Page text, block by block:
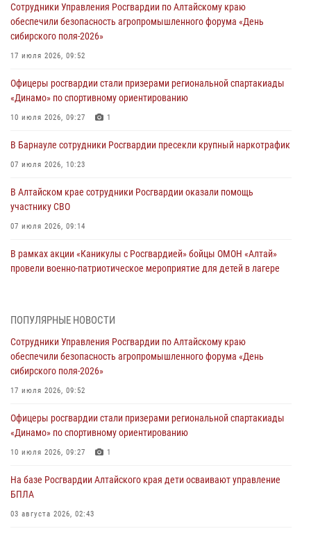
Сотрудники Управления Росгвардии по Алтайскому краю
обеспечили безопасность агропромышленного форума «День
сибирского поля-2026»
17 июля 2026, 09:52
Офицеры росгвардии стали призерами региональной спартакиады
«Динамо» по спортивному ориентированию
10 июля 2026, 09:27 1
В Барнауле сотрудники Росгвардии пресекли крупный наркотрафик
07 июля 2026, 10:23
В Алтайском крае сотрудники Росгвардии оказали помощь
участнику СВО
07 июля 2026, 09:14
В рамках акции «Каникулы с Росгвардией» бойцы ОМОН «Алтай»
провели военно-патриотическое мероприятие для детей в лагере
акции «Коробка храбрости»
Сотрудники Росгвардии провели встречу с юными пограничниками
03 июля 2026, 04:03
Управление Росгвардии по Алтайскому краю провело для детей
02 июля 2026, 00:55
В краевом управлении вневедомственной охраны Росгвардии по
ПОПУЛЯРНЫЕ НОВОСТИ
Сотрудники Управления Росгвардии по Алтайскому краю
обеспечили безопасность агропромышленного форума «День
сибирского поля-2026»
17 июля 2026, 09:52
Офицеры росгвардии стали призерами региональной спартакиады
«Динамо» по спортивному ориентированию
10 июля 2026, 09:27 1
На базе Росгвардии Алтайского края дети осваивают управление
БПЛА
03 августа 2026, 02:43